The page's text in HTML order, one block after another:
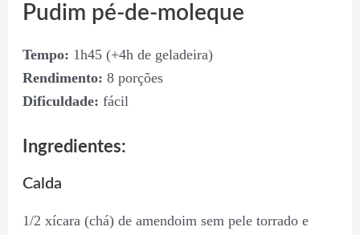
Pudim pé-de-moleque
Tempo: 1h45 (+4h de geladeira)
Rendimento: 8 porções
Dificuldade: fácil
Ingredientes:
Calda
1/2 xícara (chá) de amendoim sem pele torrado e